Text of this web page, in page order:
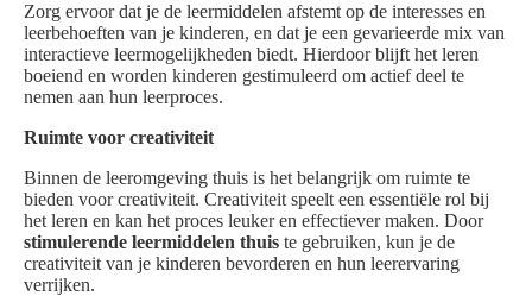
Zorg ervoor dat je de leermiddelen afstemt op de interesses en
leerbehoeften van je kinderen, en dat je een gevarieerde mix van
interactieve leermogelijkheden biedt. Hierdoor blijft het leren
boeiend en worden kinderen gestimuleerd om actief deel te
nemen aan hun leerproces.
Ruimte voor creativiteit
Binnen de leeromgeving thuis is het belangrijk om ruimte te
bieden voor creativiteit. Creativiteit speelt een essentiële rol bij
het leren en kan het proces leuker en effectiever maken. Door
stimulerende leermiddelen thuis te gebruiken, kun je de
creativiteit van je kinderen bevorderen en hun leerervaring
verrijken.